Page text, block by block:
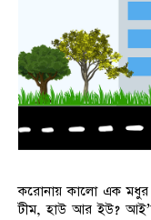
করোনায় কালো এক
টীম, হাউ আর ইউ?